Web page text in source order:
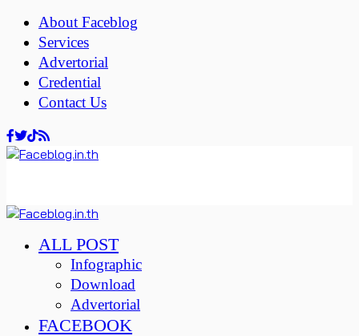
About Faceblog
Services
Advertorial
Credential
Contact Us
ALL POST
Infographic
Download
Advertorial
FACEBOOK